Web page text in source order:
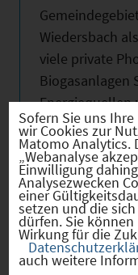
Wiedersbach
viele private
Biogasanlagen
Energiequellen
Klimaschutz
Feste und
Altstadtfest
Wochenende
Kirchweih
Sofern Sie uns
wir Cookies zur
Matomo Analytics.
„Webanalyse
Einwilligung
Analysezwecken
einer
setzen und die
dürfen. Sie
Wirkung für die
auch weitere